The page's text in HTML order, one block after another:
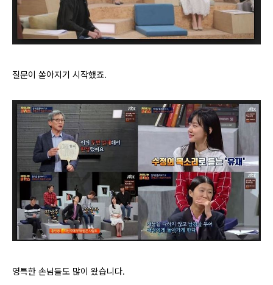
질문이 쏟아지기 시작했죠.
영특한 손님들도 많이 왔습니다.